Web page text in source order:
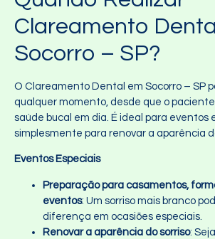
Clareamento
Socorro – SP?
O Clareamento Dental em Socorro – SP
qualquer momento, desde que o
saúde bucal em dia. É ideal para eventos
simplesmente para renovar a aparência
Eventos Especiais
Preparação para casamentos,
eventos: Um sorriso mais branco
diferença em ocasiões especiais.
Renovar a aparência do sorriso: